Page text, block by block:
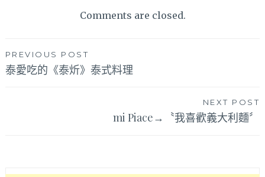
Comments are closed.
文
章
PREVIOUS POST
泰愛吃的《泰炘》泰式料理
NEXT POST
mi Piace→〝我喜歡義大利麵〞